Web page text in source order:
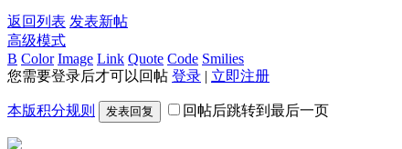
返回列表 发表新帖
高级模式
B Color Image Link Quote Code Smilies
您需要登录后才可以回帖 登录 | 立即注册
本版积分规则 发表回复 回帖后跳转到最后一页